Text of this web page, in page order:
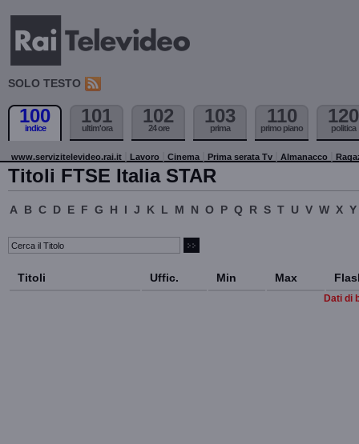
SOLO TESTO
100
indice
101
ultim'ora
102
24 ore
103
prima
110
primo piano
120
politica
www.servizitelevideo.rai.it Lavoro Cinema Prima serata Tv Almanacco
Titoli FTSE Italia STAR
A B C D E F G H I J K L M N O P Q R S T U V W X Y
Titoli Uffic. Min Max
Dati di